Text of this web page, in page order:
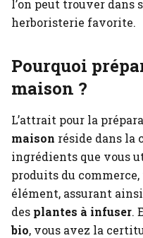
l’on peut trouver dans
herboristerie favorite.
Pourquoi
maison ?
L’attrait pour la
maison réside dans la
ingrédients que vous
produits du
élément, assurant
des plantes à infuser.
bio, vous avez la